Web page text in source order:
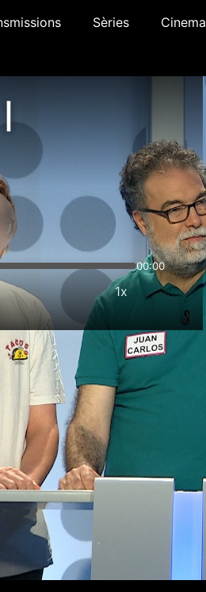
Sèries Cinema
00:00
1x